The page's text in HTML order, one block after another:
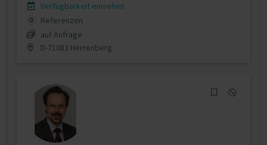
Verfügbarkeit einsehen
0
Referenzen
auf Anfrage
D-71083 Herrenberg